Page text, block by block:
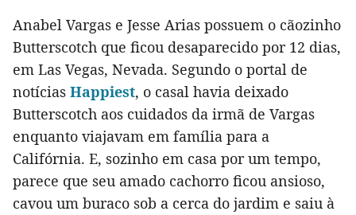
Anabel Vargas e Jesse Arias possuem o cãozinho
Butterscotch que ficou desaparecido por 12 dias,
em Las Vegas, Nevada. Segundo o portal de
notícias Happiest, o casal havia deixado
Butterscotch aos cuidados da irmã de Vargas
enquanto viajavam em família para a
Califórnia. E, sozinho em casa por um tempo,
parece que seu amado cachorro ficou ansioso,
cavou um buraco sob a cerca do jardim e saiu à